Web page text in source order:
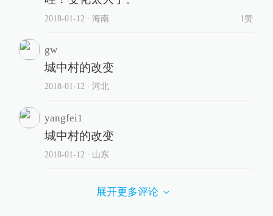
2018-01-12 ∙ 海南 1赞
gw
城中村的改变
2018-01-12 ∙ 河北
yangfei1
城中村的改变
2018-01-12 ∙ 山东
展开更多评论